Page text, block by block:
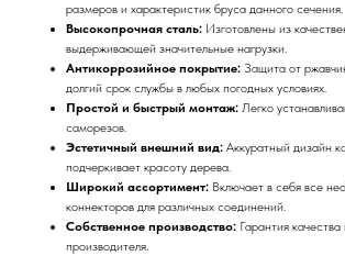
размеров и характеристик бруса данного сечения.
Высокопрочная сталь: Изготовлены из
выдерживающей значительные нагрузки.
Антикоррозийное покрытие: Защита от
долгий срок службы в любых погодных условиях.
Простой и быстрый монтаж: Легко
саморезов.
Эстетичный внешний вид: Аккуратный дизайн
подчеркивает красоту дерева.
Широкий ассортимент: Включает в себя все
коннекторов для различных соединений.
Собственное производство: Гарантия
производителя.